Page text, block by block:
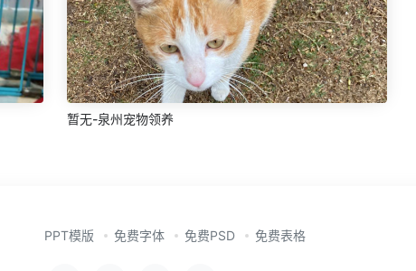
暂无-泉州宠物领养
PPT模版 免费字体 免费PSD 免费表格